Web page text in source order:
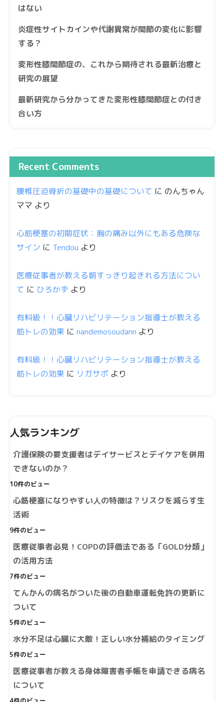
はない
炎症性サイトカインや代謝異常が関節の変化に影響
する？
変形性膝関節症の、これから期待される最新治療と
研究の展望
最新研究から分かってきた変形性膝関節症との付き
合い方
Recent Comments
腰椎圧迫骨折の基礎中の基礎について に のんちゃん
ママ より
心筋梗塞の初期症状：胸の痛み以外にもある危険な
サイン に Tendou より
医療従事者が教える朝すっきり起きれる方法につい
て に ひろかず より
有料級！！心臓リハビリテーション指導士が教える
筋トレの効果 に nandemosoudann より
有料級！！心臓リハビリテーション指導士が教える
筋トレの効果 に リガサポ より
人気ランキング
介護保険の要支援者はデイサービスとデイケアを併用
できないのか？
10件のビュー
心筋梗塞になりやすい人の特徴は？リスクを減らす生
活術
9件のビュー
医療従事者必見！COPDの評価法である「GOLD分類」
の活用方法
7件のビュー
てんかんの病名がついた後の自動車運転免許の更新に
ついて
5件のビュー
水分不足は心臓に大敵！正しい水分補給のタイミング
5件のビュー
医療従事者が教える身体障害者手帳を申請できる病名
について